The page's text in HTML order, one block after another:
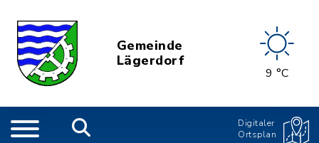
Gemeinde
Lägerdorf
9 °C
Digitaler
Ortsplan